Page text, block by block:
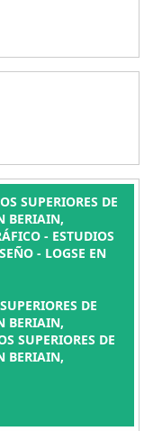
SUPERIORES DE
BERIAIN,
- ESTUDIOS
- LOGSE EN
DE
BERIAIN,
SUPERIORES DE
BERIAIN,